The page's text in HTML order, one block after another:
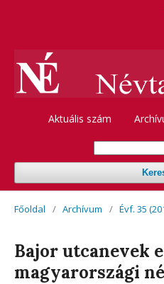
Aktuális szám
Főoldal / Archívum / Évf. 35
Bajor utcanevek
magyarországi